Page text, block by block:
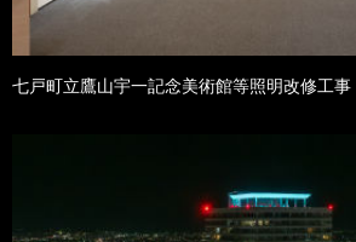
七戸町立鷹山宇一記念美術館等照明改修工事